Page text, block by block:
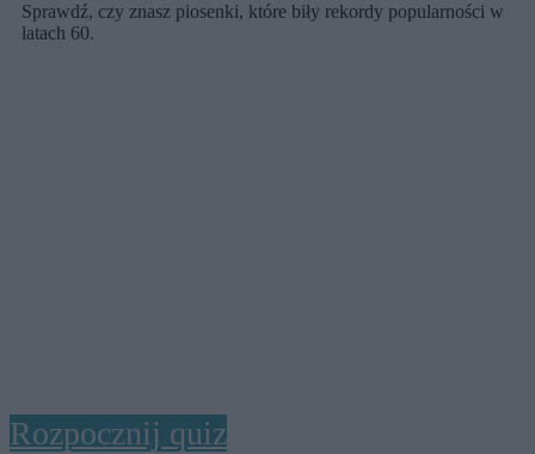
Sprawdź, czy znasz piosenki, które biły rekordy popularności w
latach 60.
Rozpocznij quiz